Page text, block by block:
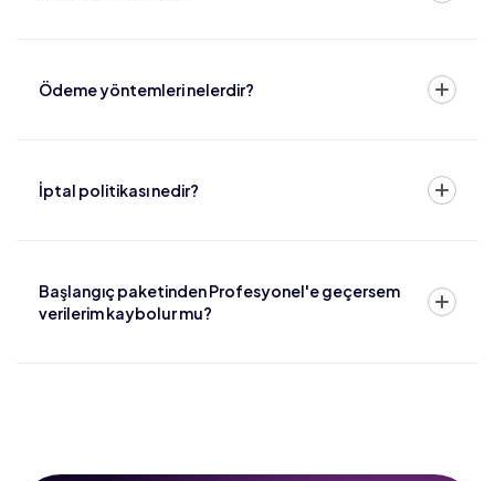
Ödeme yöntemleri nelerdir?
İptal politikası nedir?
Başlangıç paketinden Profesyonel'e geçersem
verilerim kaybolur mu?